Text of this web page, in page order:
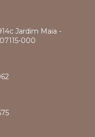
Jardim Maia -
000